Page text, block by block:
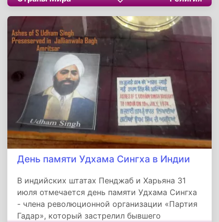
тринадцатый ребенок - Игнасио Лопес де
Лойола, впоследствии всемирно известный
как основатель ордена иезуитов Игнатиус
Лойола.
День памяти Удхама Сингха в Индии
В индийских штатах Пенджаб и Харьяна 31
июля отмечается день памяти Удхама Сингха
- члена революционной организации «Партия
Гадар», который застрелил бывшего